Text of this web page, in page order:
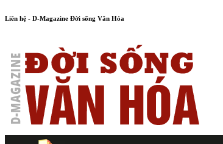
Liên hệ - D-Magazine Đời sống Văn Hóa